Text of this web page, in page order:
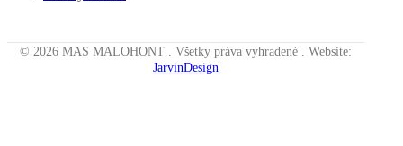
© 2026 MAS MALOHONT . Všetky práva vyhradené . Website:
JarvinDesign